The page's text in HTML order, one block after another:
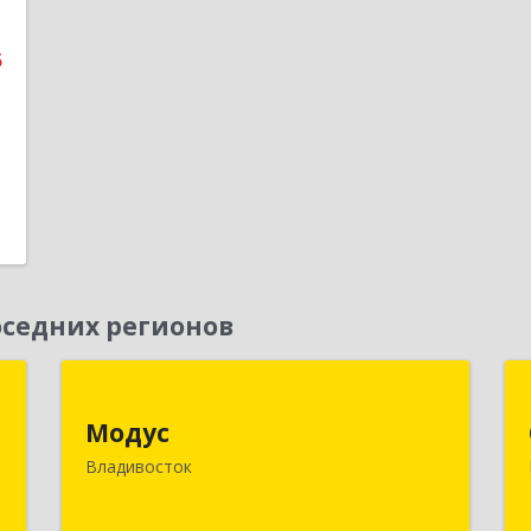
регионов
Модус
Владивосток
Владивосток г, ул. Фадеева, д. 10